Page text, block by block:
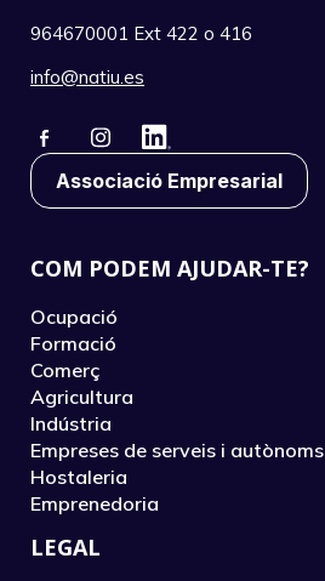
964670001 Ext 422 o 416
info@natiu.es
Associació Empresarial
COM PODEM AJUDAR-TE?
Ocupació
Formació
Comerç
Agricultura
Indústria
Empreses de serveis i autònoms
Hostaleria
Emprenedoria
LEGAL